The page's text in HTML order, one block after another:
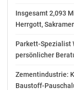
Insgesamt 2,093
Herrgott,
Parkett-Spezialist
persönlicher
Zementindustrie:
Baustoff-